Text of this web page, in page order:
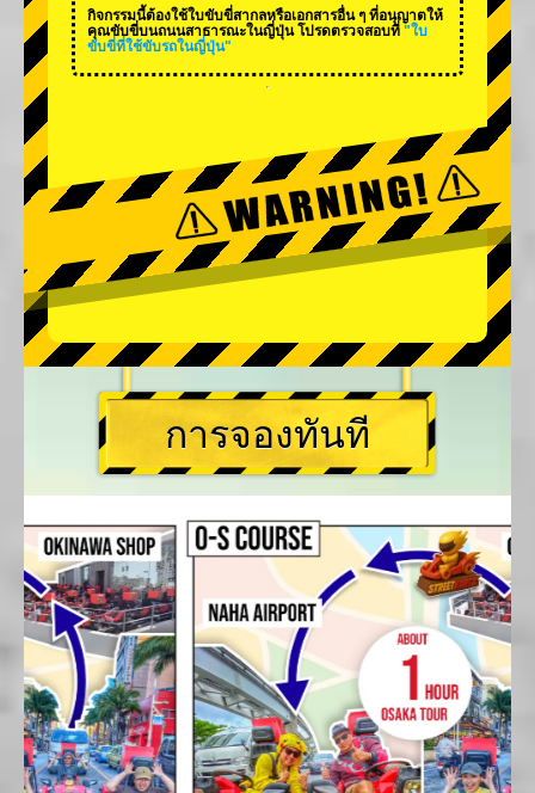
กิจกรรมนี้ต้องใช้ใบขับขี่สากลหรือเอกสารอื่น ๆ ที่อนุญาตให้
คุณขับขี่บนถนนสาธารณะในญี่ปุ่น โปรดตรวจสอบที่ "ใบ
ขับขี่ที่ใช้ขับรถในญี่ปุ่น"
การจองทันที